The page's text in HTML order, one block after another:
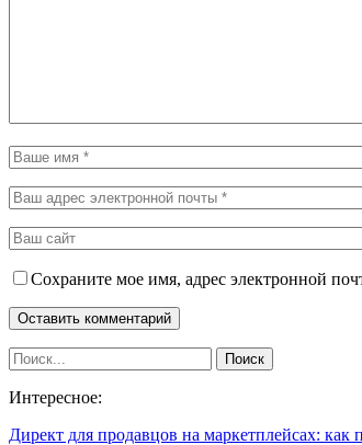
Сохраните мое имя, адрес электронной
Интересное:
Директ для продавцов на маркетплейсах: как